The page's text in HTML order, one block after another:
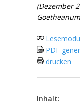
(Dezember
PDF
drucken
Inhalt: